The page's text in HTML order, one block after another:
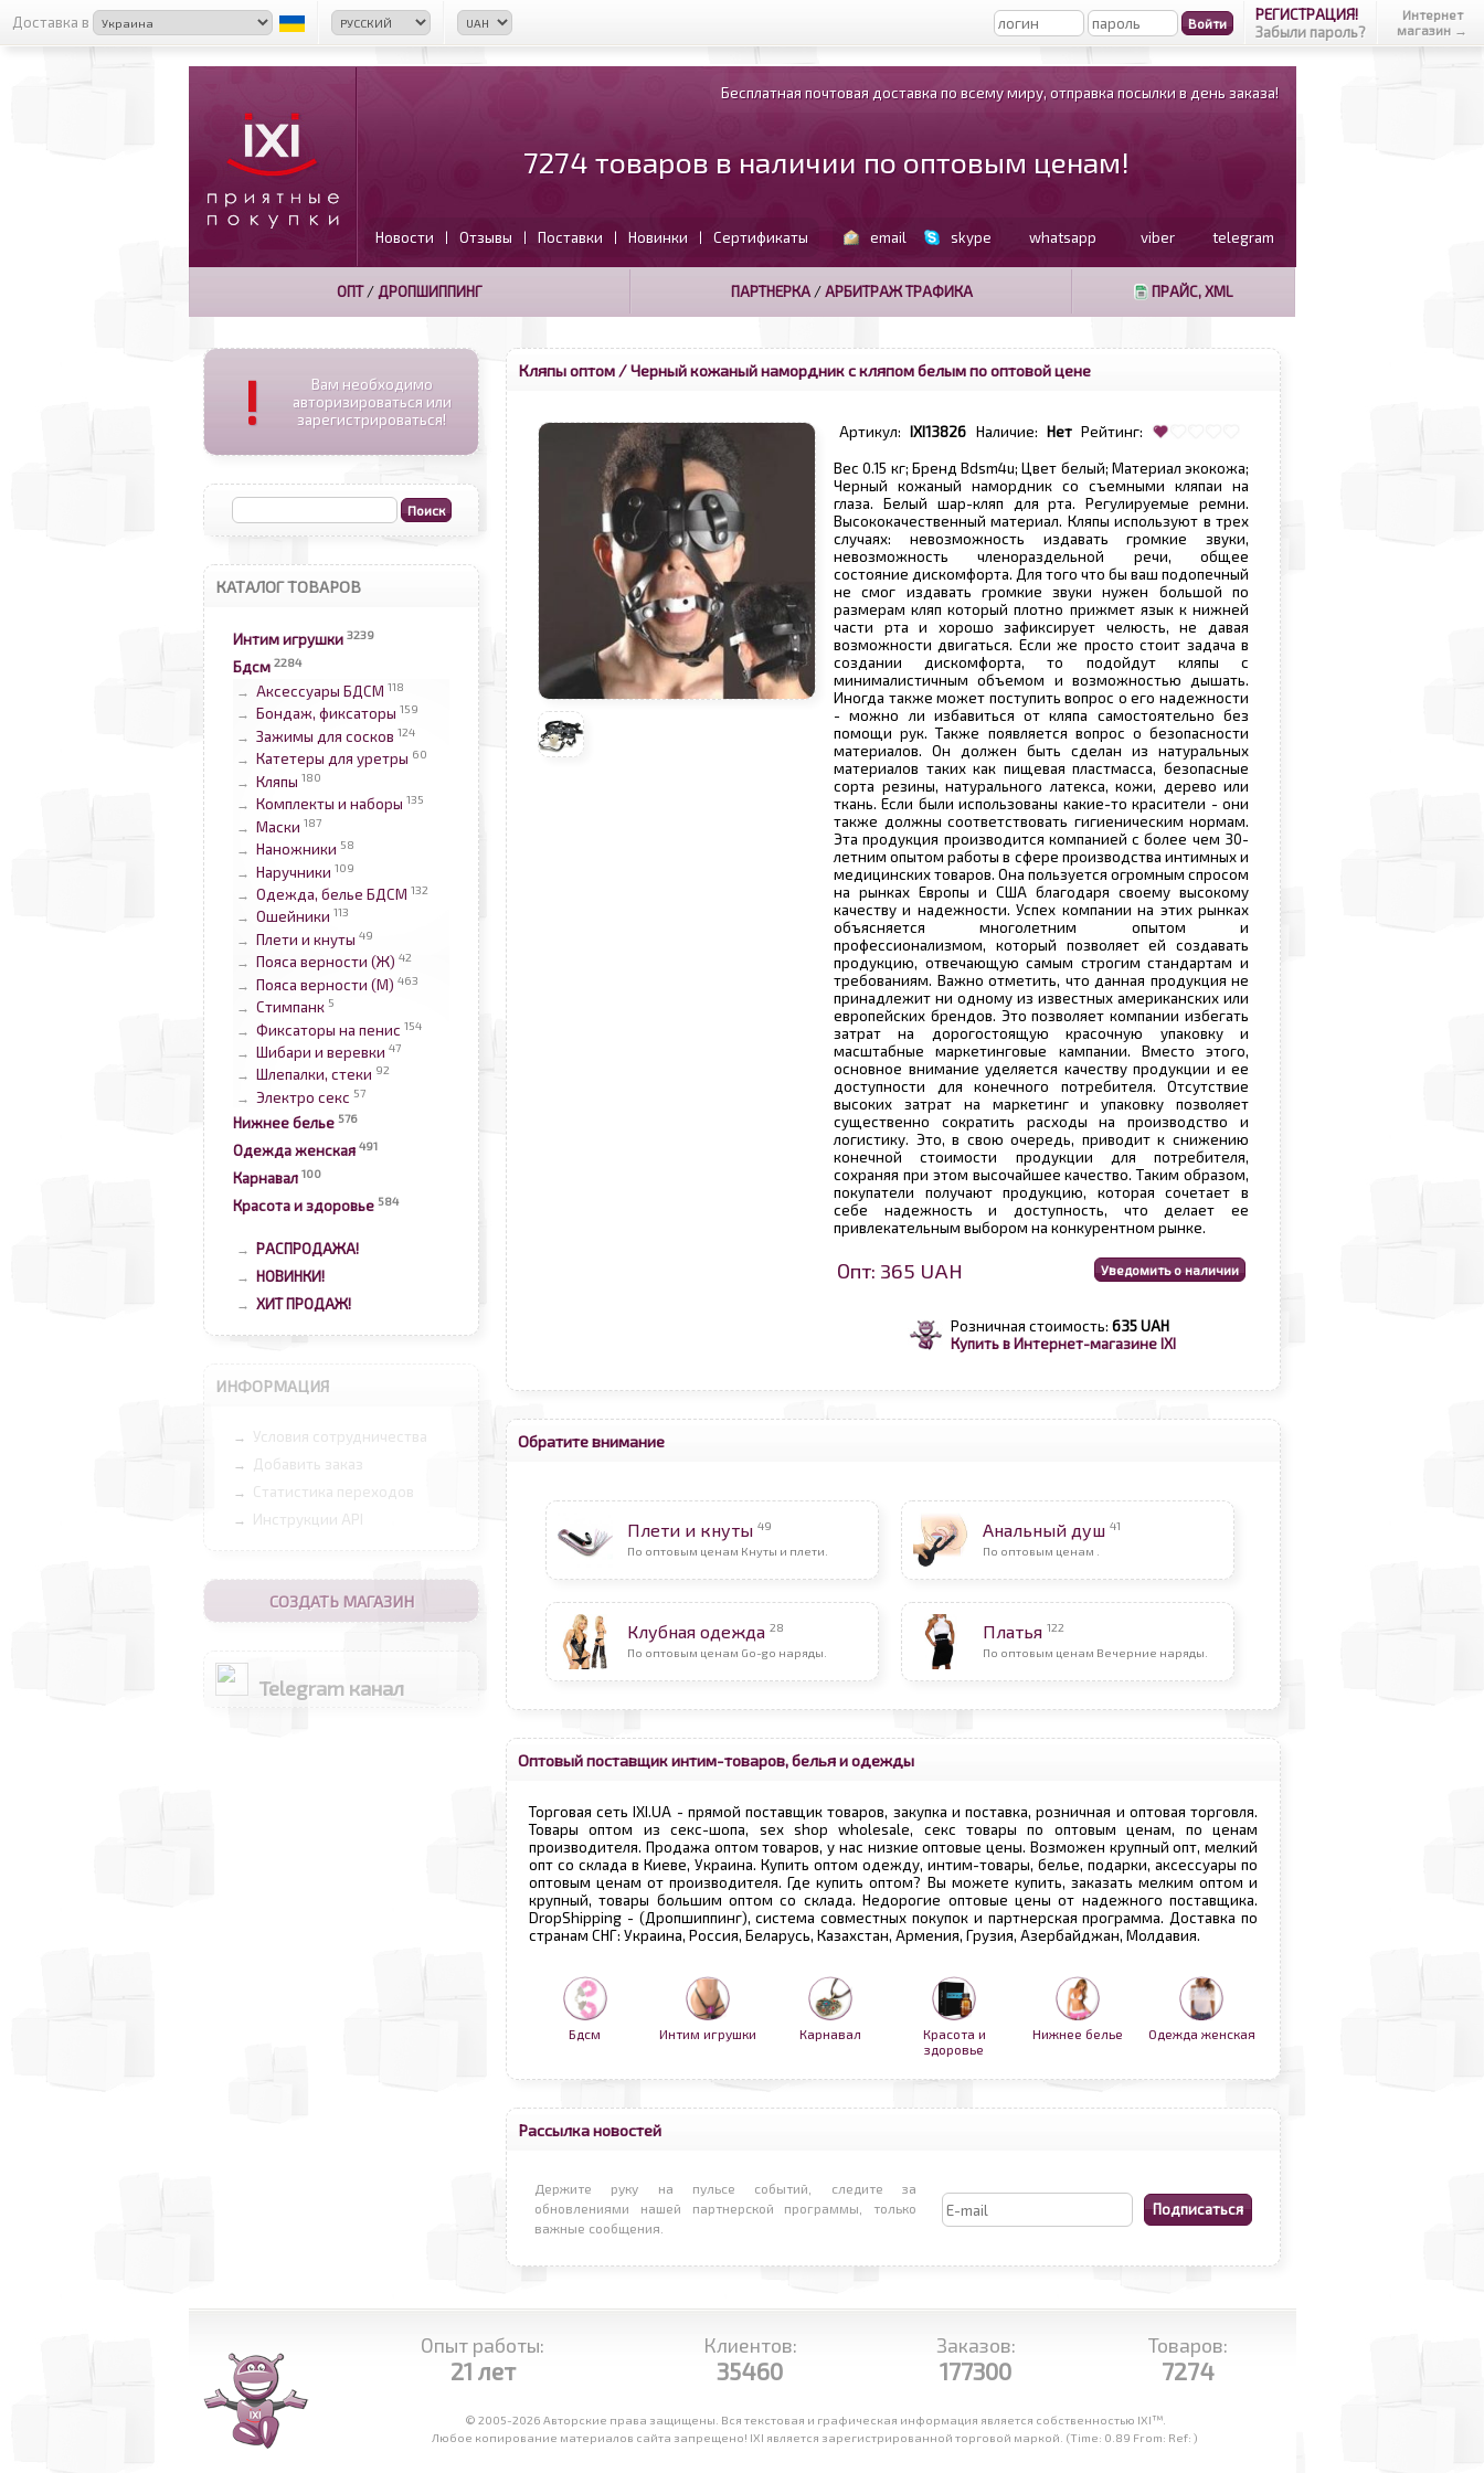
Доставка в
РЕГИСТРАЦИЯ!
Забыли пароль?
Интернет
магазин →
Бесплатная почтовая доставка по всему миру, отправка посылки в день заказа!
7274 товаров в наличии по оптовым ценам!
Новости | Отзывы | Поставки | Новинки | Сертификаты email skype whatsapp viber telegram
ОПТ/ ДРОПШИППИНГ ПАРТНЕРКА/АРБИТРАЖ ТРАФИКА ПРАЙС, XML
!
Вам необходимо
авторизироваться или
зарегистрироваться!
КАТАЛОГ ТОВАРОВ
Интим игрушки 3239
Бдсм 2284
→ Аксессуары БДСМ 118
→ Бондаж, фиксаторы 159
→ Зажимы для сосков 124
→ Катетеры для уретры 60
→ Кляпы 180
→ Комплекты и наборы 135
→ Маски 187
→ Наножники 58
→ Наручники 109
→ Одежда, белье БДСМ 132
→ Ошейники 113
→ Плети и кнуты 49
→ Пояса верности (Ж) 42
→ Пояса верности (М) 463
→ Стимпанк 5
→ Фиксаторы на пенис 154
→ Шибари и веревки 47
→ Шлепалки, стеки 92
→ Электро секс 57
Нижнее белье 576
Одежда женская 491
Карнавал 100
Красота и здоровье 584
→ РАСПРОДАЖА!
→ НОВИНКИ!
→ ХИТ ПРОДАЖ!
ИНФОРМАЦИЯ
→ Условия сотрудничества
→ Добавить заказ
→ Статистика переходов
→ Инструкции API
СОЗДАТЬ МАГАЗИН
Telegram канал
Кляпы оптом / Черный кожаный намордник с кляпом белым по оптовой цене
Артикул: IXI13826 Наличие: Нет Рейтинг:
Вес 0.15 кг; Бренд Bdsm4u; Цвет белый; Материал экокожа;
Черный кожаный намордник со съемными кляпаи на
глаза. Белый шар-кляп для рта. Регулируемые ремни.
Высококачественный материал. Кляпы используют в трех
случаях: невозможность издавать громкие звуки,
невозможность членораздельной речи, общее
состояние дискомфорта. Для того что бы ваш подопечный
не смог издавать громкие звуки нужен большой по
размерам кляп который плотно прижмет язык к нижней
части рта и хорошо зафиксирует челюсть, не давая
возможности двигаться. Если же просто стоит задача в
создании дискомфорта, то подойдут кляпы с
минималистичным объемом и возможностью дышать.
Иногда также может поступить вопрос о его надежности
- можно ли избавиться от кляпа самостоятельно без
помощи рук. Также появляется вопрос о безопасности
материалов. Он должен быть сделан из натуральных
материалов таких как пищевая пластмасса, безопасные
сорта резины, натурального латекса, кожи, дерево или
ткань. Если были использованы какие-то красители - они
также должны соответствовать гигиеническим нормам.
Эта продукция производится компанией с более чем 30-
летним опытом работы в сфере производства интимных и
медицинских товаров. Она пользуется огромным спросом
на рынках Европы и США благодаря своему высокому
качеству и надежности. Успех компании на этих рынках
объясняется многолетним опытом и
профессионализмом, который позволяет ей создавать
продукцию, отвечающую самым строгим стандартам и
требованиям. Важно отметить, что данная продукция не
принадлежит ни одному из известных американских или
европейских брендов. Это позволяет компании избегать
затрат на дорогостоящую красочную упаковку и
масштабные маркетинговые кампании. Вместо этого,
основное внимание уделяется качеству продукции и ее
доступности для конечного потребителя. Отсутствие
высоких затрат на маркетинг и упаковку позволяет
существенно сократить расходы на производство и
логистику. Это, в свою очередь, приводит к снижению
конечной стоимости продукции для потребителя,
сохраняя при этом высочайшее качество. Таким образом,
покупатели получают продукцию, которая сочетает в
себе надежность и доступность, что делает ее
привлекательным выбором на конкурентном рынке.
Опт: 365 UAH
Розничная стоимость: 635 UAH
Купить в Интернет-магазине IXI
Обратите внимание
Плети и кнуты 49
По оптовым ценам Кнуты и плети.
Анальный душ 41
По оптовым ценам .
Клубная одежда 28
По оптовым ценам Go-go наряды.
Платья 122
По оптовым ценам Вечерние наряды.
Оптовый поставщик интим-товаров, белья и одежды
Торговая сеть IXI.UA - прямой поставщик товаров, закупка и поставка, розничная и оптовая торговля.
Товары оптом из секс-шопа, sex shop wholesale, секс товары по оптовым ценам, по ценам
производителя. Продажа оптом товаров, у нас низкие оптовые цены. Возможен крупный опт, мелкий
опт со склада в Киеве, Украина. Купить оптом одежду, интим-товары, белье, подарки, аксессуары по
оптовым ценам от производителя. Где купить оптом? Вы можете купить, заказать мелким оптом и
крупный, товары большим оптом со склада. Недорогие оптовые цены от надежного поставщика.
DropShipping - (Дропшиппинг), система совместных покупок и партнерская программа. Доставка по
странам СНГ: Украина, Россия, Беларусь, Казахстан, Армения, Грузия, Азербайджан, Молдавия.
Бдсм Интим игрушки Карнавал
Красота и
здоровье
Нижнее белье Одежда женская
Рассылка новостей
Держите руку на пульсе событий, следите за
обновлениями нашей партнерской программы, только
важные сообщения.
Опыт работы:
21 лет
Клиентов:
35460
Заказов:
177300
Товаров:
7274
© 2005-2026 Авторские права защищены. Вся текстовая и графическая информация является собственностью IXI™.
Любое копирование материалов сайта запрещено! IXI является зарегистрированной торговой маркой. (Time: 0.89 From: Ref: )